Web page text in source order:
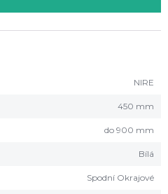
NIRE
450 mm
do 900 mm
Bílá
Spodní Okrajové